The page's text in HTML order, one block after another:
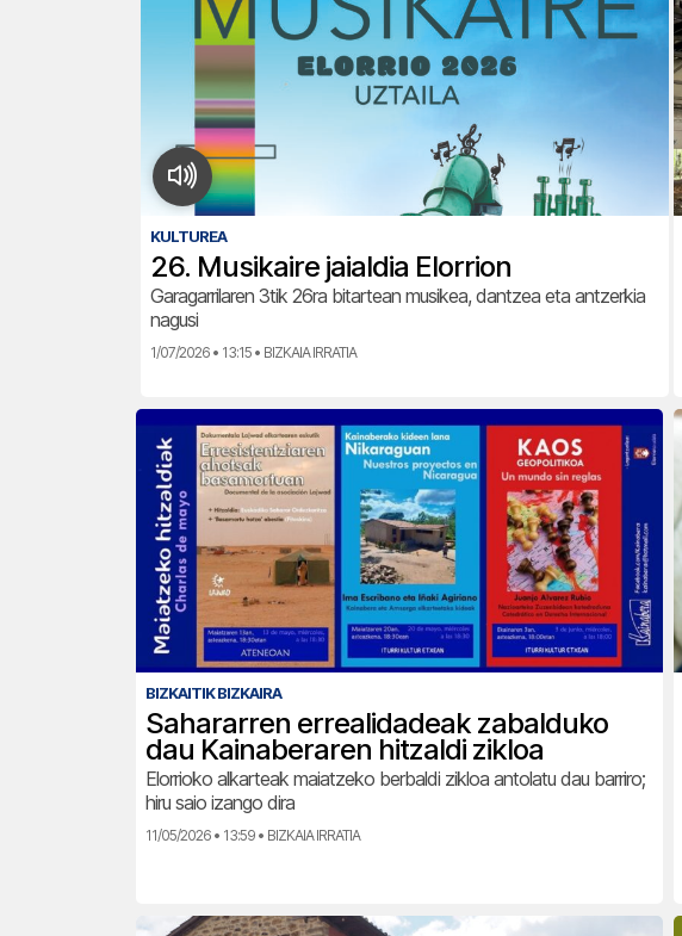
KULTUREA
26. Musikaire jaialdia Elorrion
Garagarrilaren 3tik 26ra bitartean musikea, dantzea eta antzerkia
nagusi
1/07/2026 • 13:15 • BIZKAIA IRRATIA
BIZKAITIK BIZKAIRA
Sahararren errealidadeak zabalduko
dau Kainaberaren hitzaldi zikloa
Elorrioko alkarteak maiatzeko berbaldi zikloa antolatu dau barriro;
hiru saio izango dira
11/05/2026 • 13:59 • BIZKAIA IRRATIA